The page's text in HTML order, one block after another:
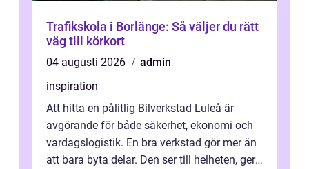
Trafikskola i Borlänge: Så väljer du rätt
väg till körkort
04 augusti 2026
admin
inspiration
Att hitta en pålitlig Bilverkstad Luleå är
avgörande för både säkerhet, ekonomi och
vardagslogistik. En bra verkstad gör mer än
att bara byta delar. Den ser till helheten, ger